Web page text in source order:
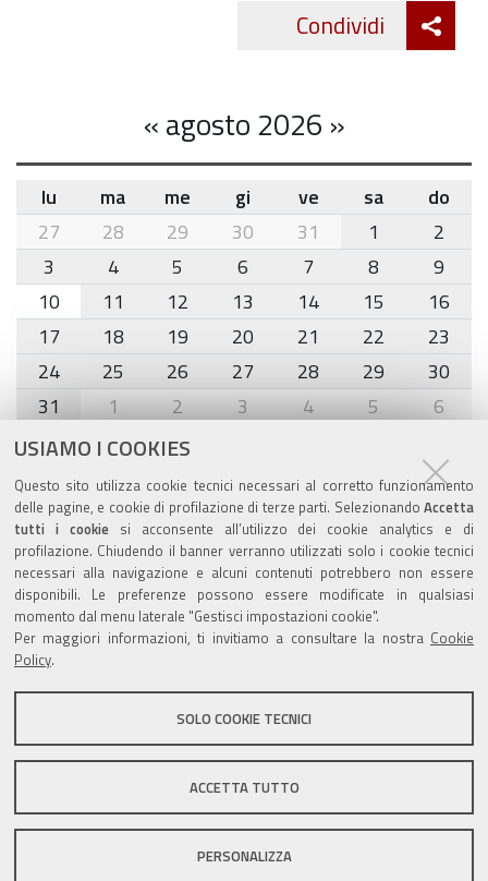
USIAMO I COOKIES
Questo sito utilizza cookie tecnici necessari al corretto funzionamento
delle pagine, e cookie di profilazione di terze parti. Selezionando Accetta
tutti i cookiesi acconsente all’utilizzo dei cookie analytics e di
profilazione. Chiudendo il banner verranno utilizzati solo i cookie tecnici
necessari alla navigazione e alcuni contenuti potrebbero non essere
disponibili. Le preferenze possono essere modificate in qualsiasi
momento dal menu laterale "Gestisci impostazioni cookie".
Per maggiori informazioni, ti invitiamo a consultare la nostra Cookie
Policy.
SOLO COOKIE TECNICI
ACCETTA TUTTO
PERSONALIZZA
Condividi
«agosto 2026 »
month-
8
lu ma me gi ve sa
do
27
28 29 30 31 1
2
3
4 5 6 7 8
9
10
11 12 13 14 15
16
17
18 19 20 21 22
23
24
25 26 27 28 29
30
31
1 2 3 4 5 6
Agenda eventi
torna alla sezione
Valuta questo sito
Sito istituzionale Comune di Zola Predosa
DPO|Accessibilità